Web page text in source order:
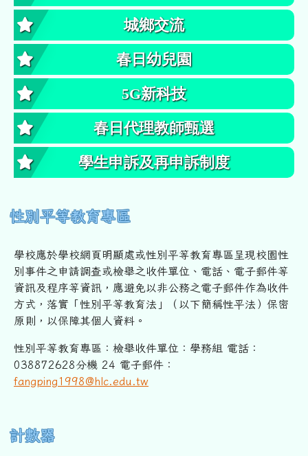
城鄉交流
春日幼兒園
5G新科技
春日代理教師甄選
學生申訴及再申訴制度
性別平等教育專區
學校應於學校網頁明顯處或性別平等教育專區呈現校園性
別事件之申請調查或檢舉之收件單位、電話、電子郵件等
資訊及程序等資訊， 應避免以非公務之電子郵件作為收件
方式，落實「性別平等教育法」
（以下簡稱性平法）保密
原則，以保障其個人資料。
性別平等教育專區：檢舉收件單位：學務組 電話：
038872628分機 24 電子郵件：
fangping1998@hlc.edu.tw
右邊區域內容
計數器